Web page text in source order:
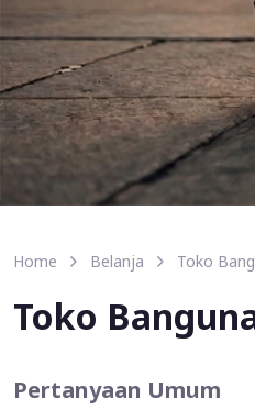
Home Belanja Toko
Toko
Pertanyaan Umum